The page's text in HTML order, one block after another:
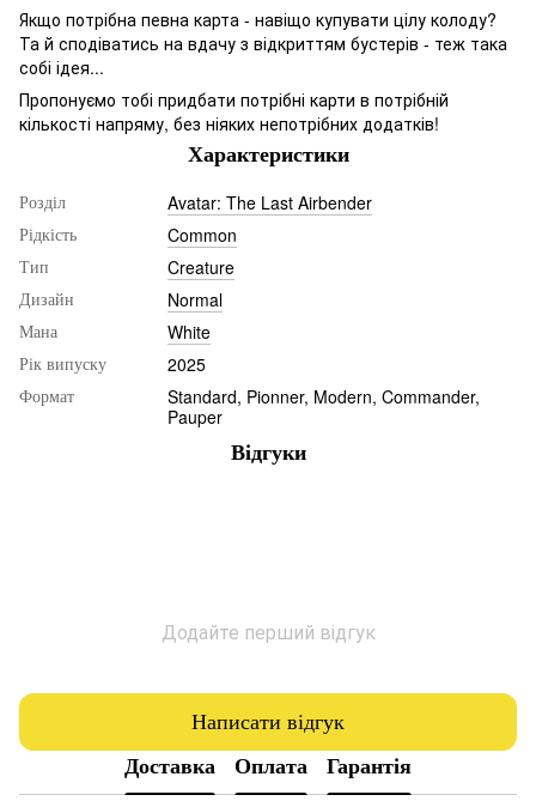
Якщо потрібна певна карта - навіщо купувати цілу колоду?
Та й сподіватись на вдачу з відкриттям бустерів - теж така
собі ідея...
Пропонуємо тобі придбати потрібні карти в потрібній
кількості напряму, без ніяких непотрібних додатків!
Характеристики
Розділ Avatar: The Last Airbender
Рідкість Common
Тип Creature
Дизайн Normal
Мана White
Рік випуску 2025
Формат
Standard, Pionner, Modern, Commander,
Pauper
Відгуки
Додайте перший відгук
Написати відгук
Доставка
Оплата Гарантія